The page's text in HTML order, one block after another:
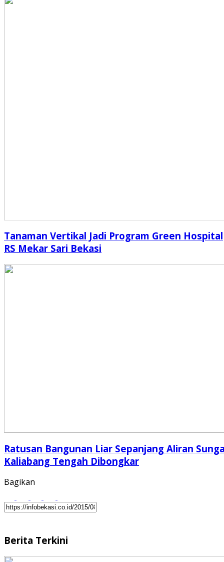
Tanaman Vertikal Jadi Program Green Hospital
RS Mekar Sari Bekasi
Ratusan Bangunan Liar Sepanjang Aliran
Kaliabang Tengah Dibongkar
Bagikan
Berita Terkini